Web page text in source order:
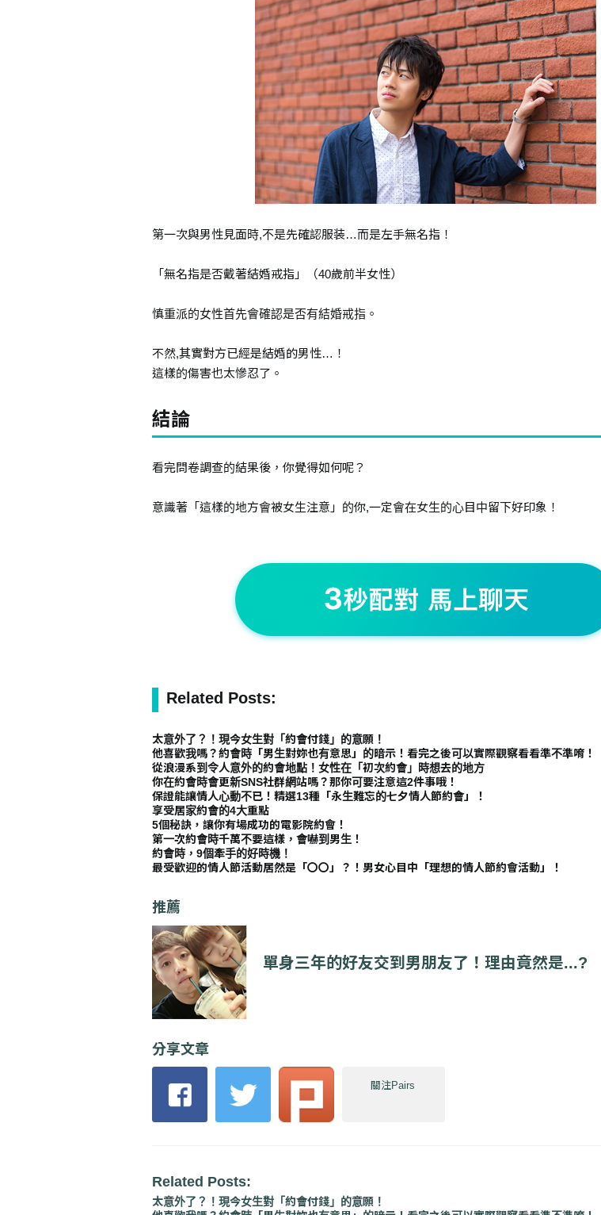
第一次與男性見面時,不是先確認服装…而是左手無名指！
「無名指是否戴著結婚戒指」（40歲前半女性）
慎重派的女性首先會確認是否有結婚戒指。
不然,其實對方已經是結婚的男性…！
這樣的傷害也太慘忍了。
結論
看完問卷調查的結果後，你覺得如何呢？
意識著「這樣的地方會被女生注意」的你,一定會在女生的心目中留下好印象！
Related Posts:
太意外了？！現今女生對「約會付錢」的意願！
他喜歡我嗎？約會時「男生對妳也有意思」的暗示！看完之後可以實際觀察看看準不準唷！
從浪漫系到令人意外的約會地點！女性在「初次約會」時想去的地方
你在約會時會更新SNS社群網站嗎？那你可要注意這2件事哦！
保證能讓情人心動不已！精選13種「永生難忘的七夕情人節約會」！
享受居家約會的4大重點
5個秘訣，讓你有場成功的電影院約會！
第一次約會時千萬不要這樣，會嚇到男生！
約會時，9個牽手的好時機！
最受歡迎的情人節活動居然是「〇〇」？！男女心目中「理想的情人節約會活動」！
推薦
單身三年的好友交到男朋友了！理由竟然是...?
分享文章
關注Pairs
Related Posts:
太意外了？！現今女生對「約會付錢」的意願！